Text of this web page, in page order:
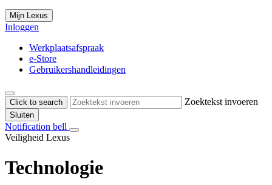
Mijn Lexus
Inloggen
Werkplaatsafspraak
e-Store
Gebruikershandleidingen
Click to search Zoektekst invoeren
Sluiten
Notification bell
Veiligheid Lexus
Technologie